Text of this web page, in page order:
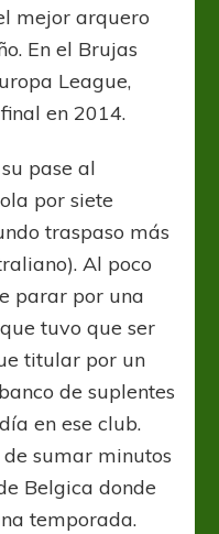
mejor arquero
En el Brujas
League,
en 2014.
pase al
por siete
traspaso más
Al poco
parar por una
tuvo que ser
titular por un
de suplentes
en ese club.
sumar minutos
Belgica donde
temporada.